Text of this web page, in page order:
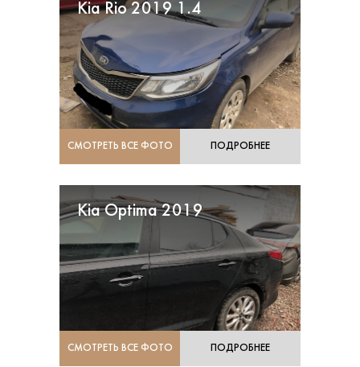
Kia Rio 2019 1.4
СМОТРЕТЬ ВСЕ ФОТО ПОДРОБНЕЕ
Kia Optima 2019
СМОТРЕТЬ ВСЕ ФОТО ПОДРОБНЕЕ